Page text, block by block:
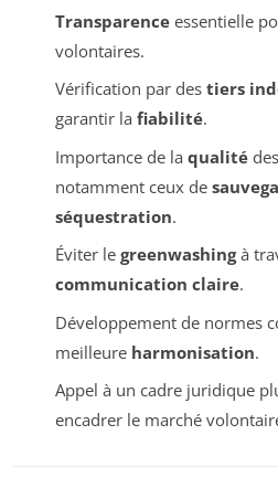
Transparenceessentielle
volontaires.
Vérification par des tiers
garantir la fiabilité.
Importance de la qualité
notamment ceux de
séquestration.
Éviter le greenwashingà
communication claire.
Développement de normes
meilleure harmonisation.
Appel à un cadre juridique
encadrer le marché